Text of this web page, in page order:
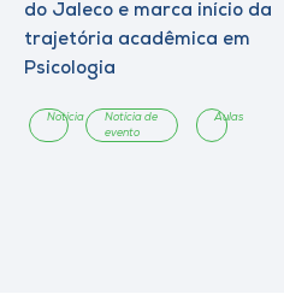
do Jaleco e marca início da
trajetória acadêmica em
Psicologia
Notícia
Notícia de
evento
Aulas